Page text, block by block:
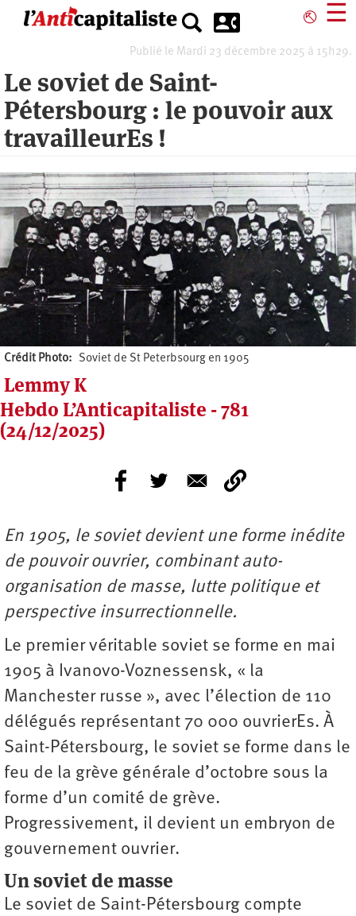
⎋ ☰
Publié le Mardi 23 décembre 2025 à 15h29.
Le soviet de Saint-
Pétersbourg : le pouvoir aux
travailleurEs !
Crédit Photo Soviet de St Peterbsourg en 1905
Lemmy K
Hebdo L’Anticapitaliste - 781
(24/12/2025)
En 1905, le soviet devient une forme inédite
de pouvoir ouvrier, combinant auto-
organisation de masse, lutte politique et
perspective insurrectionnelle.
Le premier véritable soviet se forme en mai
1905 à Ivanovo-Voznessensk, « la
Manchester russe », avec l’élection de 110
délégués représentant 70 000 ouvrierEs. À
Saint-Pétersbourg, le soviet se forme dans le
feu de la grève générale d’octobre sous la
forme d’un comité de grève.
Progressivement, il devient un embryon de
gouvernement ouvrier.
Un soviet de masse
Le soviet de Saint-Pétersbourg compte